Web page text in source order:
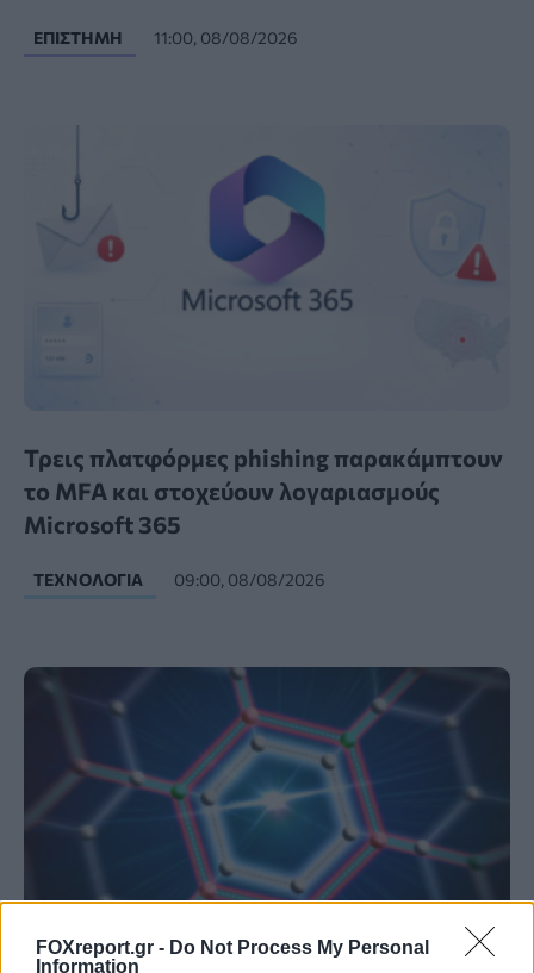
FOXreport.gr - Do Not Process My Personal
Information
ΕΠΙΣΤΉΜΗ 11:00, 08/08/2026
Τρεις πλατφόρμες phishing παρακάμπτουν
το MFA και στοχεύουν λογαριασμούς
Microsoft 365
ΤΕΧΝΟΛΟΓΊΑ 09:00, 08/08/2026